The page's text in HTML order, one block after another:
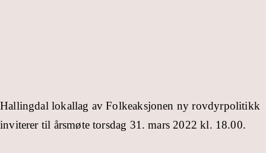
Hallingdal lokallag av Folkeaksjonen ny rovdyrpolitikk
inviterer til årsmøte torsdag 31. mars 2022 kl. 18.00.